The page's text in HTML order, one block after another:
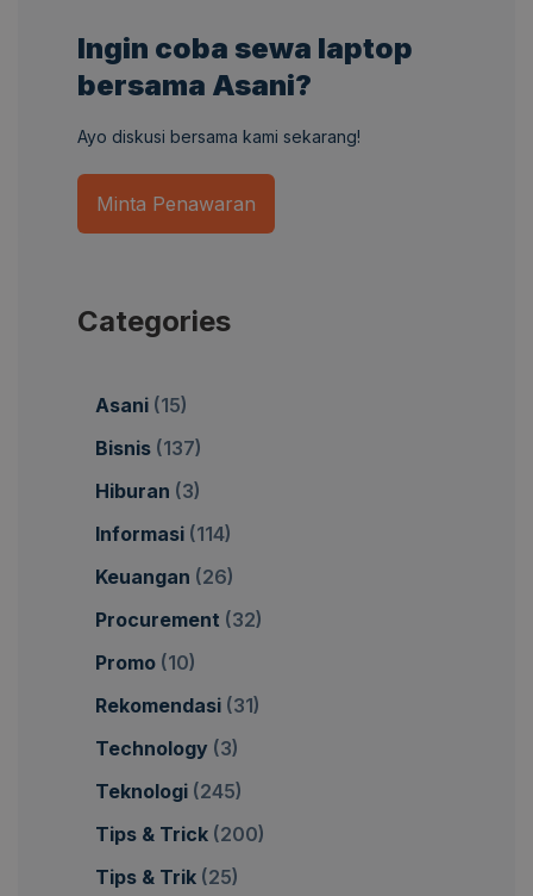
Ingin coba sewa laptop
bersama Asani?
Ayo diskusi bersama kami sekarang!
Minta Penawaran
Categories
Asani (15)
Bisnis (137)
Hiburan (3)
Informasi (114)
Keuangan (26)
Procurement (32)
Promo (10)
Rekomendasi (31)
Technology (3)
Teknologi (245)
Tips & Trick (200)
Tips & Trik (25)